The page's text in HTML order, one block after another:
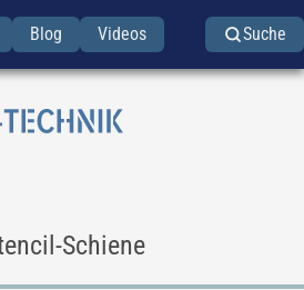
Blog Videos Suche
Schiene